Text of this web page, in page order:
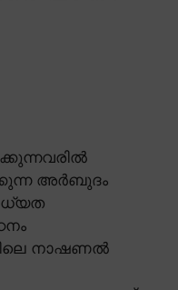
അർബുദം
നാഷണൽ